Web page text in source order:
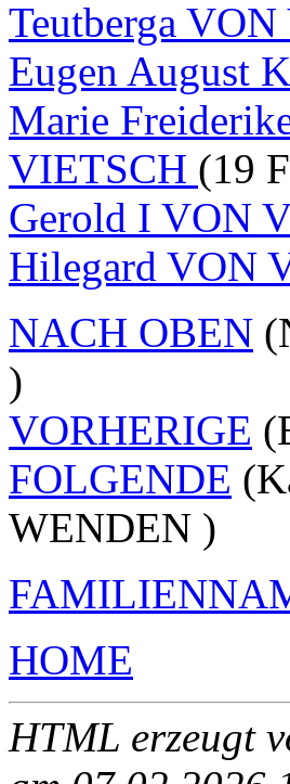
Teutberga
Eugen August
Marie
VIETSCH (19
Gerold I VON
Hilegard VON
NACH OBEN
)
VORHERIGE
FOLGENDE
WENDEN )
HOME
HTML erzeugt